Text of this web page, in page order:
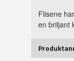
Flisene
en briljant